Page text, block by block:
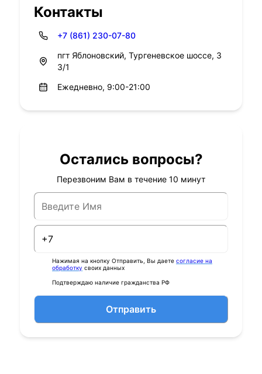
Контакты
+7 (861) 230-07-80
пгт Яблоновский, Тургеневское шоссе, 3
3/1
Ежедневно, 9:00-21:00
Остались вопросы?
Перезвоним Вам в течение 10 минут
Нажимая на кнопку Отправить, Вы даете согласие на
обработку своих данных
Подтверждаю наличие гражданства РФ
Отправить